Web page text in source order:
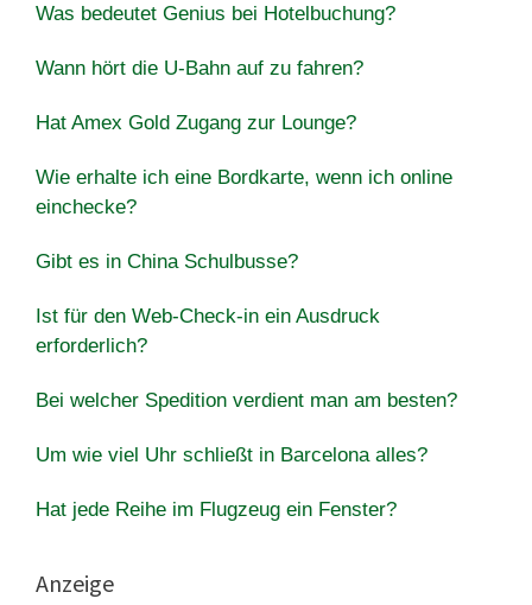
Was bedeutet Genius bei Hotelbuchung?
Wann hört die U-Bahn auf zu fahren?
Hat Amex Gold Zugang zur Lounge?
Wie erhalte ich eine Bordkarte, wenn ich online
einchecke?
Gibt es in China Schulbusse?
Ist für den Web-Check-in ein Ausdruck
erforderlich?
Bei welcher Spedition verdient man am besten?
Um wie viel Uhr schließt in Barcelona alles?
Hat jede Reihe im Flugzeug ein Fenster?
Anzeige